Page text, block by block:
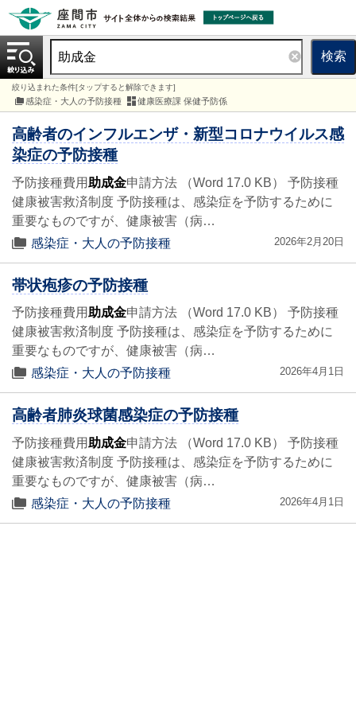
検索
絞り込まれた条件[タップすると解除できます]
感染症・大人の予防接種 健康医療課 保健予防係
高齢者のインフルエンザ・新型コロナウイルス感
染症の予防接種
予防接種費用助成金申請方法 （Word 17.0 KB） 予防接種
健康被害救済制度 予防接種は、感染症を予防するために
重要なものですが、健康被害（病…
感染症・大人の予防接種
2026年2月20日
帯状疱疹の予防接種
予防接種費用助成金申請方法 （Word 17.0 KB） 予防接種
健康被害救済制度 予防接種は、感染症を予防するために
重要なものですが、健康被害（病…
感染症・大人の予防接種
2026年4月1日
高齢者肺炎球菌感染症の予防接種
予防接種費用助成金申請方法 （Word 17.0 KB） 予防接種
健康被害救済制度 予防接種は、感染症を予防するために
重要なものですが、健康被害（病…
感染症・大人の予防接種
2026年4月1日